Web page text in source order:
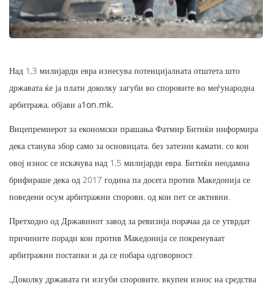
Над 1,3 милијарди евра изнесува потенцијалната отштета што
државата ќе ја плати доколку загуби во споровите во меѓународна
арбитража, објави а1on.mk.
Вицепремиерот за економски прашања Фатмир Битиќи информира
дека станува збор само за основицата, без затезни камати, со кои
овој износ се искачува над 1,5 милијарди евра. Битиќи неодамна
брифираше дека од 2017 година па досега против Македонија се
поведени осум арбитражни спорови, од кои пет се активни.
Претходно од Државниот завод за ревизија порачаа да се утврдат
причините поради кои против Македонија се покренуваат
арбитражни постапки и да се побара одговорност.
„Доколку државата ги изгуби споровите, вкупен износ на средства